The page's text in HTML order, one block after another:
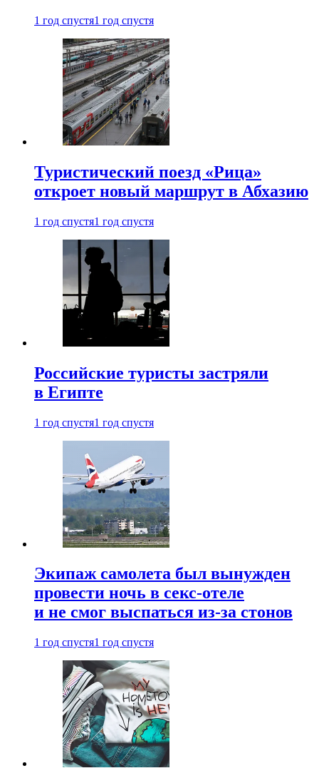
1 год спустя1 год спустя
Туристический поезд «Рица»
откроет новый маршрут в Абхазию
1 год спустя1 год спустя
Российские туристы застряли
в Египте
1 год спустя1 год спустя
Экипаж самолета был вынужден
провести ночь в секс-отеле
и не смог выспаться из-за стонов
1 год спустя1 год спустя